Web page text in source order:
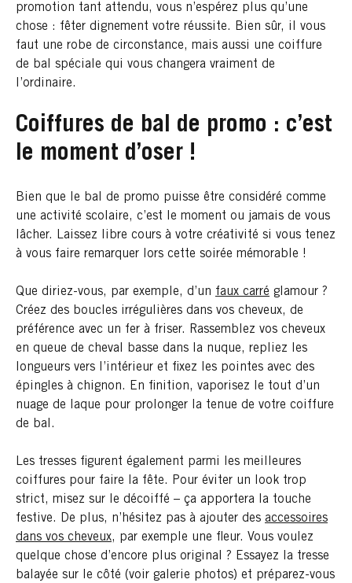
promotion tant attendu, vous n’espérez plus qu’une
chose : fêter dignement votre réussite. Bien sûr, il vous
faut une robe de circonstance, mais aussi une coiffure
de bal spéciale qui vous changera vraiment de
l’ordinaire.
Coiffures de bal de promo : c’est
le moment d’oser !
Bien que le bal de promo puisse être considéré comme
une activité scolaire, c’est le moment ou jamais de vous
lâcher. Laissez libre cours à votre créativité si vous tenez
à vous faire remarquer lors cette soirée mémorable !
Que diriez-vous, par exemple, d’un faux carré glamour ?
Créez des boucles irrégulières dans vos cheveux, de
préférence avec un fer à friser. Rassemblez vos cheveux
en queue de cheval basse dans la nuque, repliez les
longueurs vers l’intérieur et fixez les pointes avec des
épingles à chignon. En finition, vaporisez le tout d’un
nuage de laque pour prolonger la tenue de votre coiffure
de bal.
Les tresses figurent également parmi les meilleures
coiffures pour faire la fête. Pour éviter un look trop
strict, misez sur le décoiffé – ça apportera la touche
festive. De plus, n’hésitez pas à ajouter des accessoires
dans vos cheveux, par exemple une fleur. Vous voulez
quelque chose d’encore plus original ? Essayez la tresse
balayée sur le côté (voir galerie photos) et préparez-vous